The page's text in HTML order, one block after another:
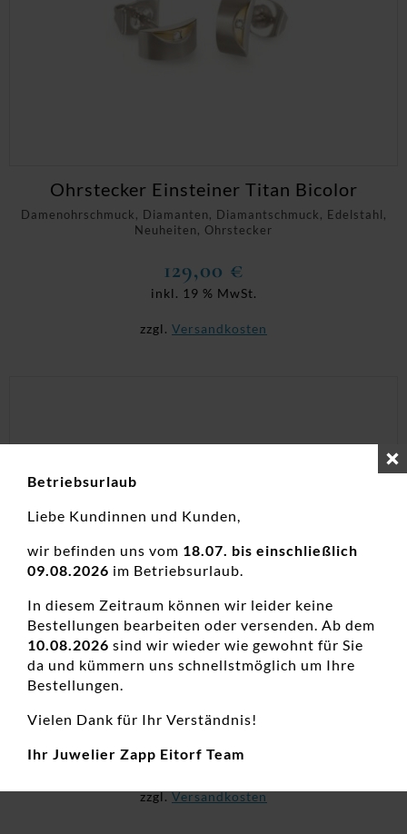
Damenohrschmuck, Diamanten, Diamantschmuck, Edelstahl,
Neuheiten, Ohrstecker
Ohrstecker Einsteiner Titan Bicolor
129,00 €
inkl. 19 % MwSt.
zzgl. Versandkosten
Damenohrschmuck, Neuheiten, Ohrstecker, Silber
Ohrstecker ohne Stein Kugel 925 Ag
inkl. 19 % MwSt.
zzgl.Versandkosten
Betriebsurlaub
Liebe Kundinnen und Kunden,
wir befinden uns vom 18.07. bis einschließlich
09.08.2026 im Betriebsurlaub.
In diesem Zeitraum können wir leider keine
Bestellungen bearbeiten oder versenden. Ab dem
10.08.2026 sind wir wieder wie gewohnt für Sie
da und kümmern uns schnellstmöglich um Ihre
Bestellungen.
Vielen Dank für Ihr Verständnis!
Ihr Juwelier Zapp Eitorf Team